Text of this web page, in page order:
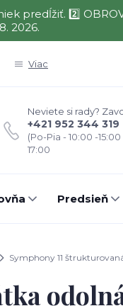
2️⃣
2026.
Viac
Neviete si rady?
+421 952 344 319
(Po-Pia - 10:00 -
17:00
Predsieň
Symphony 11